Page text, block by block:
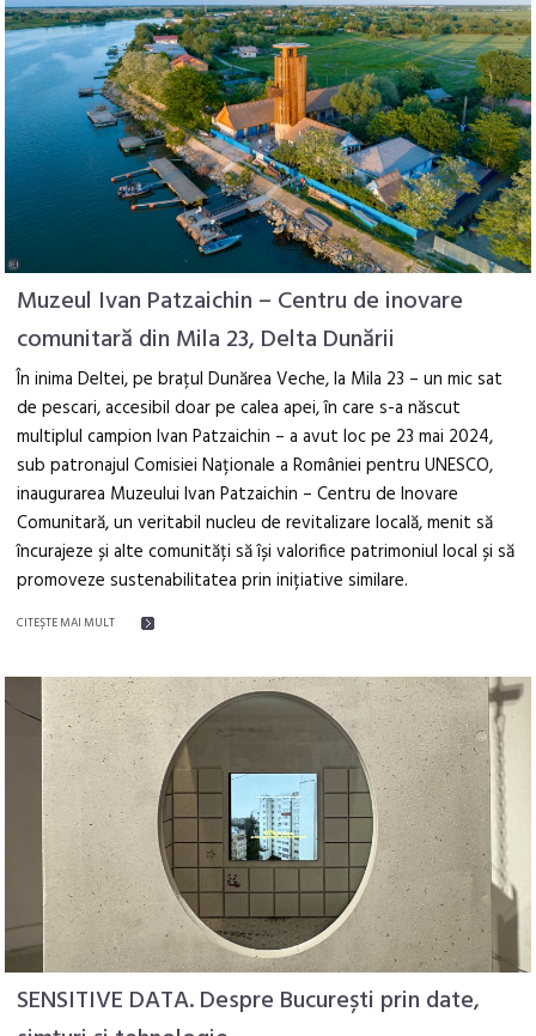
Muzeul Ivan Patzaichin – Centru de inovare
comunitară din Mila 23, Delta Dunării
În inima Deltei, pe brațul Dunărea Veche, la Mila 23 – un mic sat
de pescari, accesibil doar pe calea apei, în care s-a născut
multiplul campion Ivan Patzaichin – a avut loc pe 23 mai 2024,
sub patronajul Comisiei Naționale a României pentru UNESCO,
inaugurarea Muzeului Ivan Patzaichin – Centru de Inovare
Comunitară, un veritabil nucleu de revitalizare locală, menit să
încurajeze și alte comunități să își valorifice patrimoniul local și să
promoveze sustenabilitatea prin inițiative similare.
CITEŞTE MAI MULT
SENSITIVE DATA. Despre București prin date,